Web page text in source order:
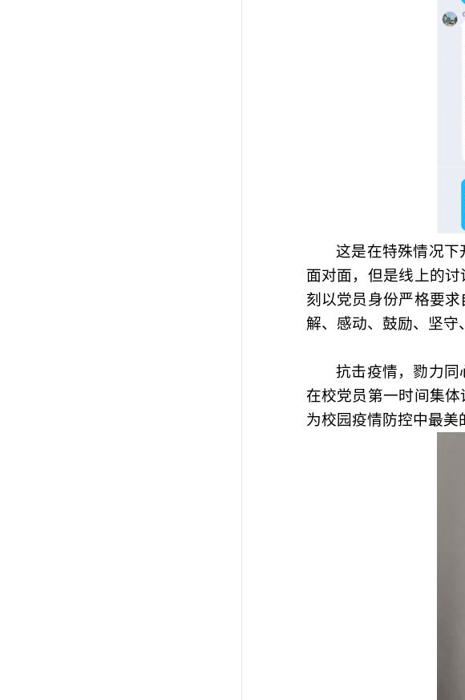
这是在特殊情况
面对面，但是线上的
刻以党员身份严格要
解、感动、鼓励、坚守
抗击疫情，勠力
在校党员第一时间集
为校园疫情防控中最美